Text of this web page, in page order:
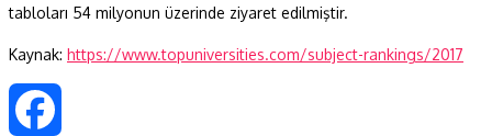
tabloları 54 milyonun üzerinde ziyaret edilmiştir.
Kaynak: https://www.topuniversities.com/subject-rankings/2017